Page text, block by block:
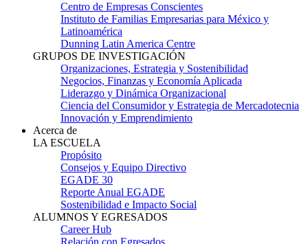
Centro de Empresas Conscientes
Instituto de Familias Empresarias para México y
Latinoamérica
Dunning Latin America Centre
GRUPOS DE INVESTIGACIÓN
Organizaciones, Estrategia y Sostenibilidad
Negocios, Finanzas y Economía Aplicada
Liderazgo y Dinámica Organizacional
Ciencia del Consumidor y Estrategia de Mercadotecnia
Innovación y Emprendimiento
Acerca de
LA ESCUELA
Propósito
Consejos y Equipo Directivo
EGADE 30
Reporte Anual EGADE
Sostenibilidad e Impacto Social
ALUMNOS Y EGRESADOS
Career Hub
Relación con Egresados